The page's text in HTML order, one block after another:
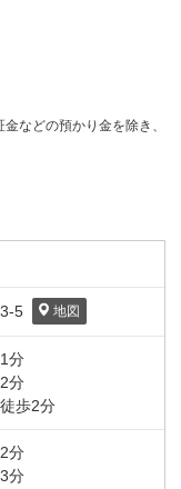
などの預かり金を除き、
3-5 地図
1分
2分
徒歩2分
2分
3分